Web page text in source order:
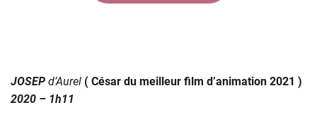
JOSEP d’Aurel ( César du meilleur film d’animation 2021 )
2020 – 1h11